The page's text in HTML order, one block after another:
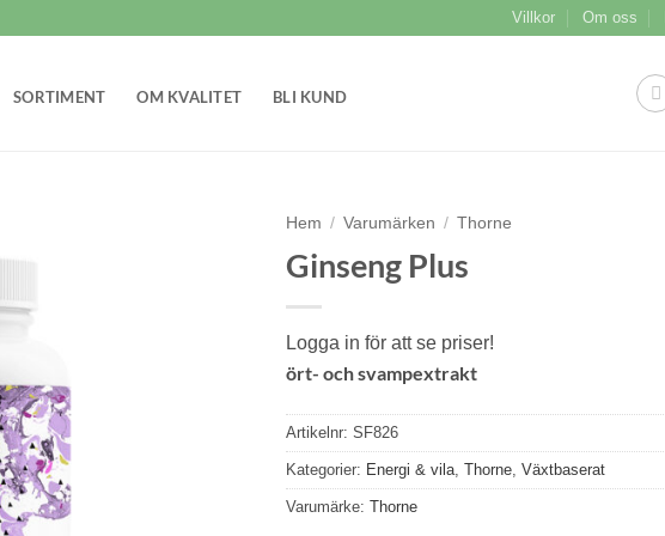
Villkor Om oss
SORTIMENT OM KVALITET BLI KUND
Hem / Varumärken / Thorne
Ginseng Plus
Logga in för att se priser!
ört- och svampextrakt
Artikelnr: SF826
Kategorier: Energi & vila Thorne Växtbaserat
Varumärke: Thorne